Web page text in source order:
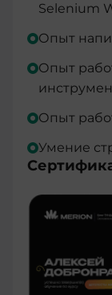
Selenium
Опыт
Опыт
Опыт
Умение